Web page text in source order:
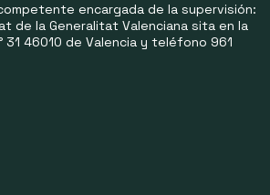
encargada de la supervisión:
de la Generalitat Valenciana sita en la
31 46010 de Valencia y teléfono 961